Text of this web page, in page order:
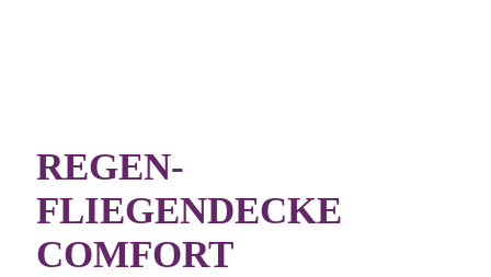
REGEN-
FLIEGENDECKE
COMFORT